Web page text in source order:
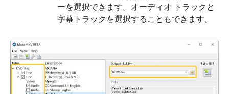
ーを選択できます。オーディオ トラックと
字幕トラックを選択することもできます。